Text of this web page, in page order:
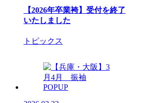
【2026年卒業袴】受付を終了
いたしました
トピックス